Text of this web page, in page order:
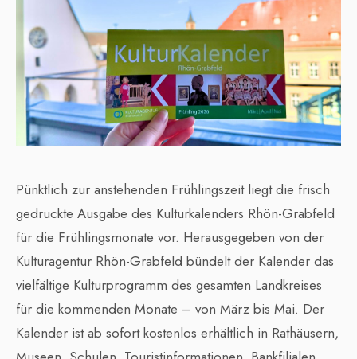
Pünktlich zur anstehenden Frühlingszeit liegt die frisch
gedruckte Ausgabe des Kulturkalenders Rhön-Grabfeld
für die Frühlingsmonate vor. Herausgegeben von der
Kulturagentur Rhön-Grabfeld bündelt der Kalender das
vielfältige Kulturprogramm des gesamten Landkreises
für die kommenden Monate – von März bis Mai. Der
Kalender ist ab sofort kostenlos erhältlich in Rathäusern,